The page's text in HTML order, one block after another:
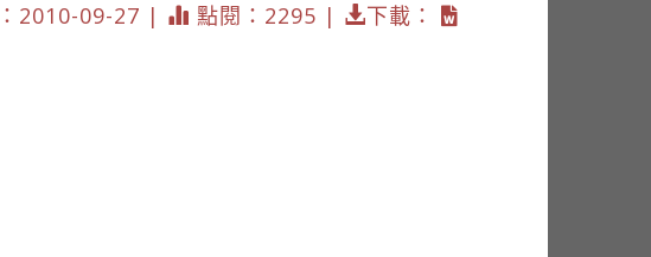
2010-09-27 | 點閱：2295 | 下載：